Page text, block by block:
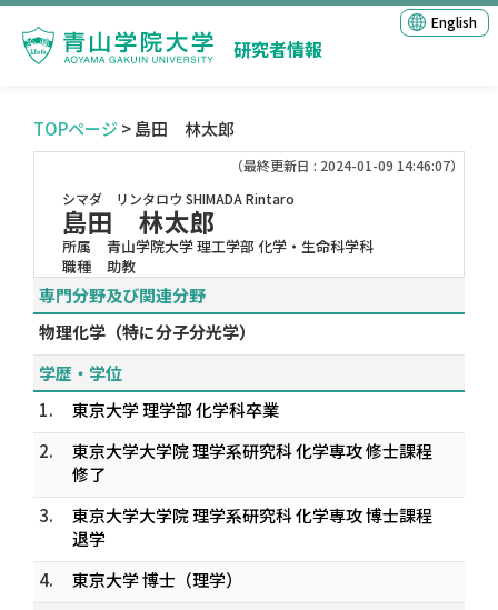
研究者情報
English
TOPページ > 島田 林太郎
（最終更新日 : 2024-01-09 14:46:07）
シマダ リンタロウ SHIMADA Rintaro
島田 林太郎
所属
青山学院大学 理工学部 化学・生命科学科
職種
助教
専門分野及び関連分野
物理化学（特に分子分光学）
学歴・学位
1.
東京大学 理学部 化学科卒業
2.
東京大学大学院 理学系研究科 化学専攻 修士課程
修了
3.
東京大学大学院 理学系研究科 化学専攻 博士課程
退学
4.
東京大学 博士（理学）